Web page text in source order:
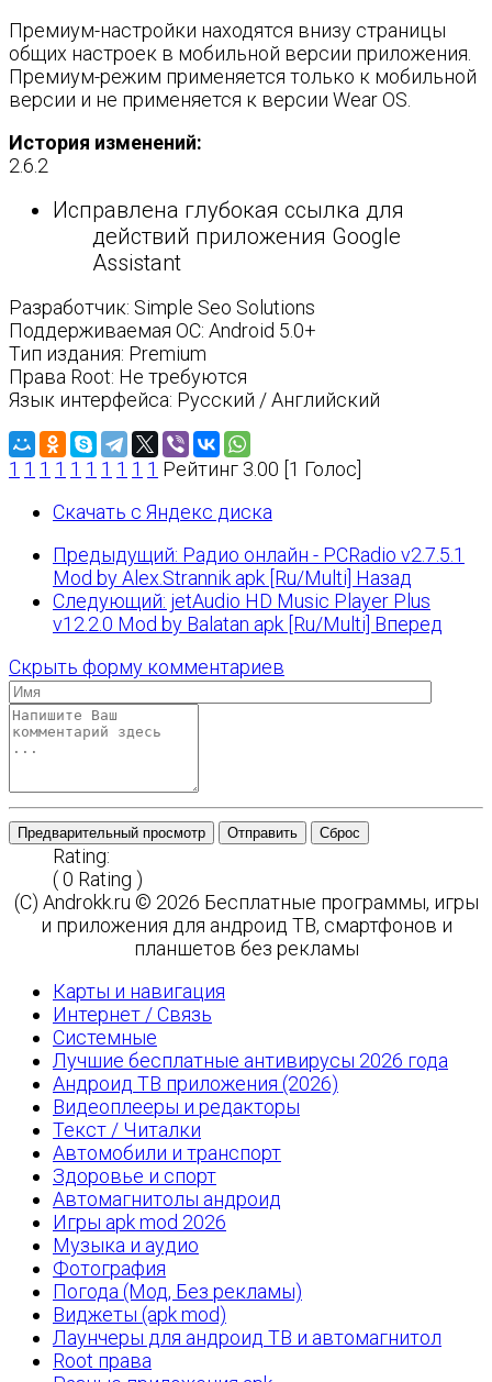
Премиум-настройки находятся внизу страницы
общих настроек в мобильной версии приложения.
Премиум-режим применяется только к мобильной
версии и не применяется к версии Wear OS.
История изменений:
2.6.2
Исправлена ​​глубокая ссылка для
действий приложения Google
Assistant
Разработчик: Simple Seo Solutions
Поддерживаемая ОС: Android 5.0+
Тип издания: Premium
Права Root: Не требуются
Язык интерфейса: Русский / Английский
1 1 1 1 1 1 1 1 1 1 Рейтинг 3.00 [1 Голос]
Скачать с Яндекс диска
Предыдущий: Радио онлайн - PCRadio v2.7.5.1
Mod by Alex.Strannik apk [Ru/Multi] Назад
Следующий: jetAudio HD Music Player Plus
v12.2.0 Mod by Balatan apk [Ru/Multi] Вперед
Скрыть форму комментариев
Предварительный просмотр Отправить Сброс
Rating:
( 0 Rating )
(C) Androkk.ru © 2026 Бесплатные программы, игры
и приложения для андроид ТВ, смартфонов и
планшетов без рекламы
Карты и навигация
Интернет / Связь
Системные
Лучшие бесплатные антивирусы 2026 года
Андроид ТВ приложения (2026)
Видеоплееры и редакторы
Текст / Читалки
Автомобили и транспорт
Здоровье и спорт
Автомагнитолы андроид
Игры apk mod 2026
Музыка и аудио
Фотография
Погода (Мод, Без рекламы)
Виджеты (apk mod)
Лаунчеры для андроид ТВ и автомагнитол
Root права